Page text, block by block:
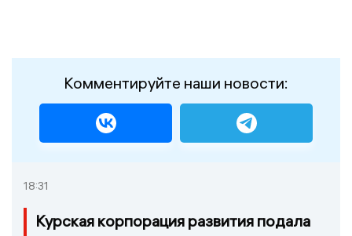
Комментируйте наши новости:
18:31
Курская корпорация развития подала